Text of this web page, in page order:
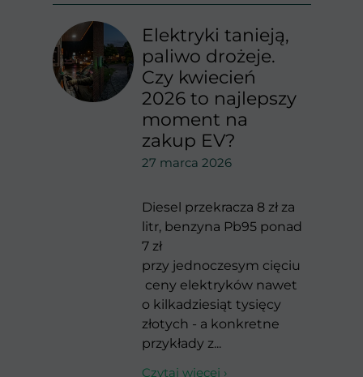
Elektryki tanieją,
paliwo drożeje.
Czy kwiecień
2026 to najlepszy
moment na
zakup EV?
27 marca 2026
Diesel przekracza 8 zł za
litr, benzyna Pb95 ponad
7 zł
przy jednoczesym cięciu
ceny elektryków nawet
o kilkadziesiąt tysięcy
złotych - a konkretne
przykłady z...
Czytaj więcej ›